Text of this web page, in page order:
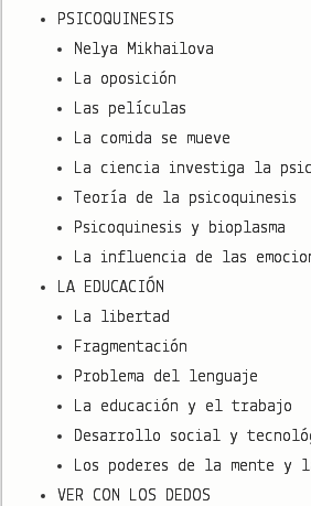
PSICOQUINESIS
Nelya Mikhailova
La oposición
Las películas
La comida se mueve
La ciencia investiga la
Teoría de la psicoquinesis
Psicoquinesis y bioplasma
La influencia de las
LA EDUCACIÓN
La libertad
Fragmentación
Problema del lenguaje
La educación y el trabajo
Desarrollo social y
Los poderes de la mente y
VER CON LOS DEDOS